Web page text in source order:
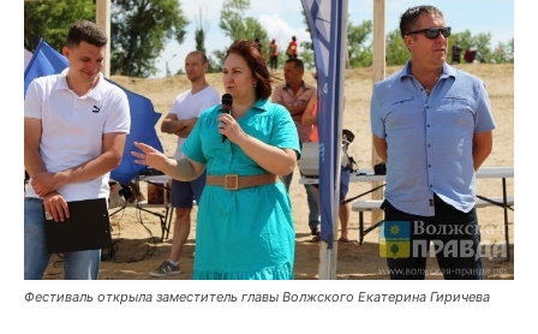
Фестиваль открыла заместитель главы Волжского Екатерина Гиричева